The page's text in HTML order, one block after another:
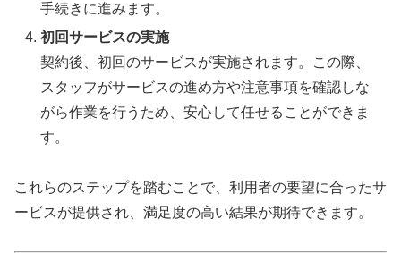
手続きに進みます。
初回サービスの実施
契約後、初回のサービスが実施されます。この際、
スタッフがサービスの進め方や注意事項を確認しな
がら作業を行うため、安心して任せることができま
す。
これらのステップを踏むことで、利用者の要望に合ったサ
ービスが提供され、満足度の高い結果が期待できます。